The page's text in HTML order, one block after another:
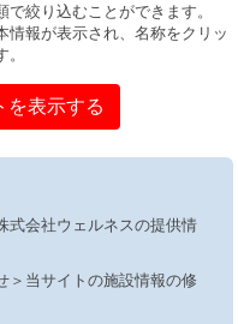
絞り込むことができます。
情報が表示され、名称をクリッ
を表示する
式会社ウェルネスの提供情
＞当サイトの施設情報の修